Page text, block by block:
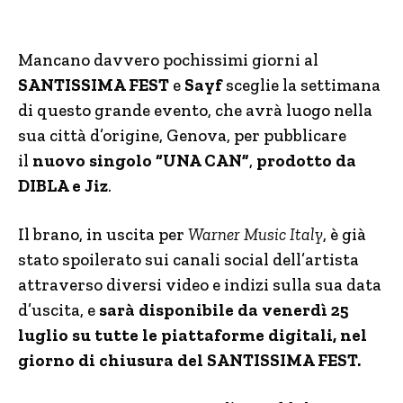
Mancano davvero pochissimi giorni al
SANTISSIMA FEST e Sayfsceglie la settimana
di questo grande evento, che avrà luogo nella
sua città d’origine, Genova, per pubblicare
il nuovo singolo “UNA CAN”, prodotto da
DIBLA e Jiz.
Il brano, in uscita per Warner Music Italy, è già
stato spoilerato sui canali social dell’artista
attraverso diversi video e indizi sulla sua data
d’uscita, e sarà disponibile da venerdì 25
luglio su tutte le piattaforme digitali, nel
giorno di chiusura del SANTISSIMA FEST.